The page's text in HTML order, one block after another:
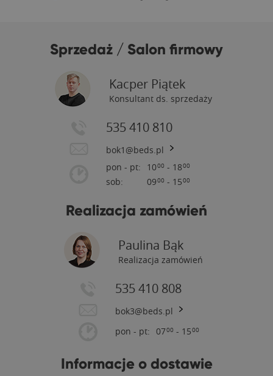
Sprzedaż / Salon firmowy
Kacper Piątek
Konsultant ds. sprzedaży
535 410 810
bok1@beds.pl
pon - pt:
sob:
1000 - 1800
0900 - 1500
Realizacja zamówień
Paulina Bąk
Realizacja zamówień
535 410 808
bok3@beds.pl
pon - pt: 0700 - 1500
Informacje o dostawie